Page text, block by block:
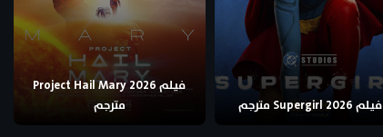
فيلم Supergirl 2026 مترجم
فيلم Project Hail Mary 2026
مترجم